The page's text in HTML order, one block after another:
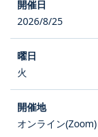
2026/8/25
火
オンライン(Zoom)